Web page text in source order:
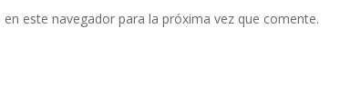
este navegador para la próxima vez que comente.